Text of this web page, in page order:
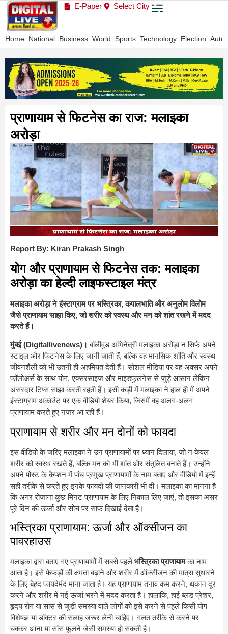
E-Paper Select City
Home National Business World Sports Technology Election Auto
प्राणायाम से फिटनेस का राज: मलाइका
अरोड़ा
Report By: Kiran Prakash Singh
योग और प्राणायाम से फिटनेस तक: मलाइका
अरोड़ा का हेल्दी लाइफस्टाइल मंत्र
मलाइका अरोड़ा ने इंस्टाग्राम पर भस्त्रिका, कपालभाति और अनुलोम विलोम
जैसे प्राणायाम साझा किए, जो शरीर को स्वस्थ और मन को शांत रखने में मदद
करते हैं।
मुंबई (Digitallivenews)। बॉलीवुड अभिनेत्री मलाइका अरोड़ा न सिर्फ अपने
स्टाइल और फिटनेस के लिए जानी जाती हैं, बल्कि वह मानसिक शांति और स्वस्थ
जीवनशैली को भी उतनी ही अहमियत देती हैं। सोशल मीडिया पर वह अक्सर अपने
फॉलोअर्स के साथ योग, एक्सरसाइज और माइंडफुलनेस से जुड़े आसान लेकिन
असरदार टिप्स साझा करती रहती हैं। इसी कड़ी में मलाइका ने हाल ही में अपने
इंस्टाग्राम अकाउंट पर एक वीडियो शेयर किया, जिसमें वह अलग-अलग
प्राणायाम करते हुए नजर आ रही हैं।
प्राणायाम से शरीर और मन दोनों को फायदा
इस वीडियो के जरिए मलाइका ने उन प्राणायामों पर ध्यान दिलाया, जो न केवल
शरीर को स्वस्थ रखते हैं, बल्कि मन को भी शांत और संतुलित बनाते हैं। उन्होंने
अपने पोस्ट के कैप्शन में पांच प्रमुख प्राणायामों के नाम बताए और वीडियो में इन्हें
सही तरीके से करते हुए इनके फायदों की जानकारी भी दी। मलाइका का मानना है
कि अगर रोजाना कुछ मिनट प्राणायाम के लिए निकाल लिए जाएं, तो इसका असर
पूरे दिन की ऊर्जा और सोच पर साफ दिखाई देता है।
भस्त्रिका प्राणायाम: ऊर्जा और ऑक्सीजन का
पावरहाउस
मलाइका द्वारा बताए गए प्राणायामों में सबसे पहले भस्त्रिका प्राणायामका नाम
आता है। इसे फेफड़ों की क्षमता बढ़ाने और शरीर में ऑक्सीजन की मात्रा सुधारने
के लिए बेहद फायदेमंद माना जाता है। यह प्राणायाम तनाव कम करने, थकान दूर
करने और शरीर में नई ऊर्जा भरने में मदद करता है। हालांकि, हाई ब्लड प्रेशर,
हृदय रोग या सांस से जुड़ी समस्या वाले लोगों को इसे करने से पहले किसी योग
विशेषज्ञ या डॉक्टर की सलाह जरूर लेनी चाहिए। गलत तरीके से करने पर
चक्कर आना या सांस फूलने जैसी समस्या हो सकती है।